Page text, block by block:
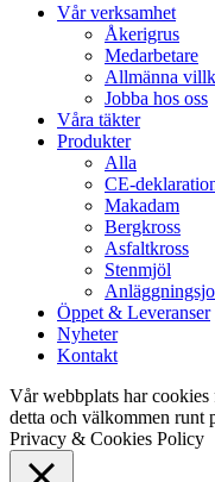
Close
Vår verksamhet
Åkerigrus
Medarbetare
Allmänna
Jobba hos oss
Våra täkter
Produkter
Alla
CE-
Makadam
Bergkross
Asfaltkross
Stenmjöl
Öppet & Leveranser
Nyheter
Kontakt
Vår webbplats har
detta och välkommen runt
Privacy & Cookies Policy